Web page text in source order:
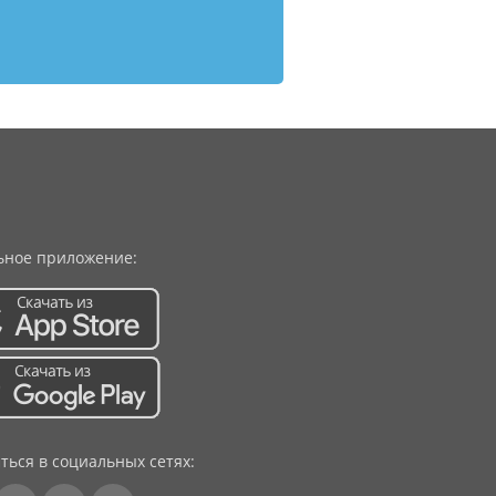
приложение:
в социальных сетях: